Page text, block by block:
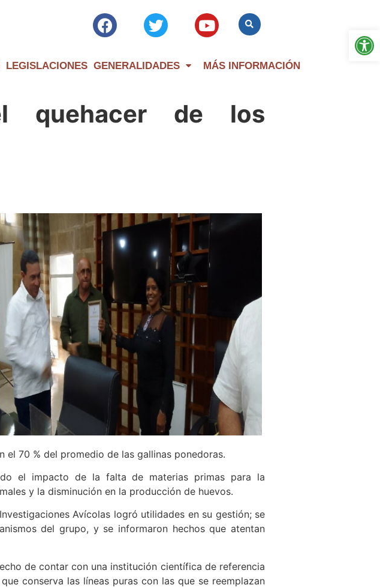
LEGISLACIONES GENERALIDADES MÁS INFORMACIÓN
quehacer de los
70 % del promedio de las gallinas ponedoras.
el impacto de la falta de materias primas para la
y la disminución en la producción de huevos.
Avícolas logró utilidades en su gestión; se
del grupo, y se informaron hechos que atentan
de contar con una institución científica de referencia
conserva las líneas puras con las que se reemplazan